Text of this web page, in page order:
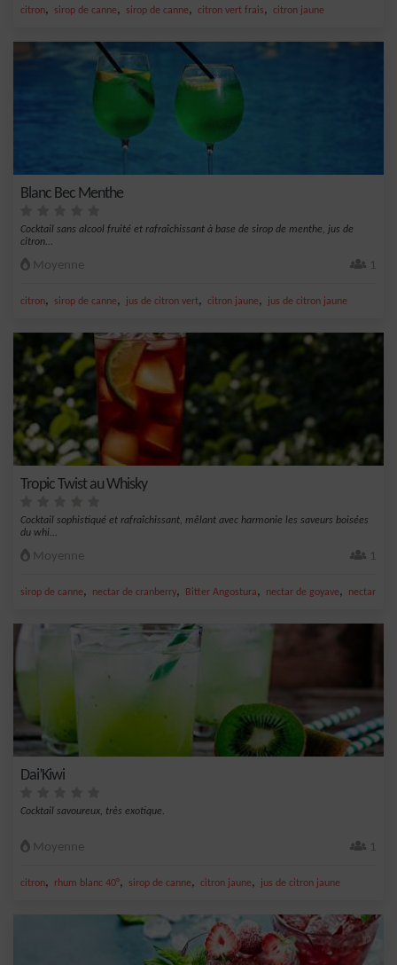
citron, sirop de canne, sirop de canne, citron vert frais, citron jaune
Blanc Bec Menthe
Cocktail sans alcool fruité et rafraîchissant à base de sirop de menthe, jus de
citron...
Moyenne 1
citron, sirop de canne, jus de citron vert, citron jaune, jus de citron jaune
Tropic Twist au Whisky
Cocktail sophistiqué et rafraîchissant, mêlant avec harmonie les saveurs boisées
du whi...
Moyenne 1
sirop de canne, nectar de cranberry, Bitter Angostura, nectar de goyave, nectar de
Dai’Kiwi
Cocktail savoureux, très exotique.
Moyenne 1
citron, rhum blanc 40°, sirop de canne, citron jaune, jus de citron jaune